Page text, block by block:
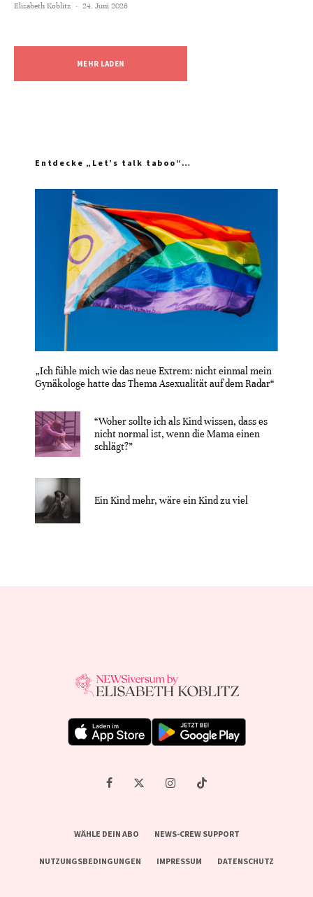
Elisabeth Koblitz · 24. Juni 2026
MEHR LADEN
Entdecke „Let’s talk taboo“…
„Ich fühle mich wie das neue Extrem: nicht einmal mein
Gynäkologe hatte das Thema Asexualität auf dem Radar“
“Woher sollte ich als Kind wissen, dass es
nicht normal ist, wenn die Mama einen
schlägt?”
Ein Kind mehr, wäre ein Kind zu viel
WÄHLE DEIN ABO NEWS-CREW SUPPORT
NUTZUNGSBEDINGUNGEN IMPRESSUM DATENSCHUTZ